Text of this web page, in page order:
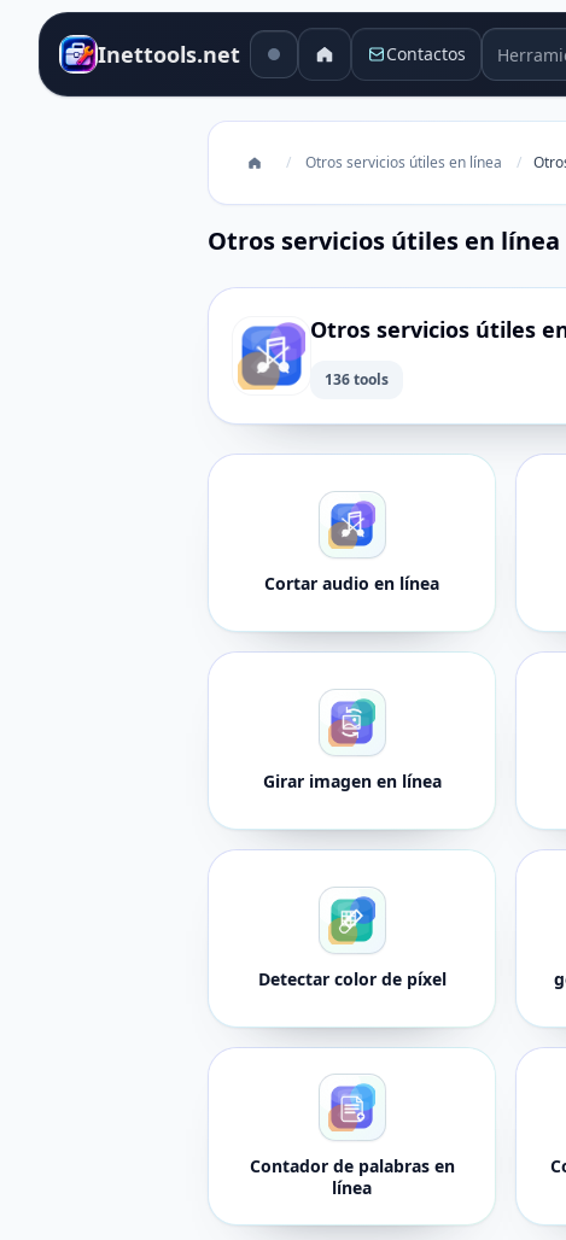
Inettools.net Contactos
/ Otros servicios útiles en línea /
Otros servicios útiles en línea
Otros servicios útiles
136 tools
Cortar audio en línea
Girar imagen en línea
Detectar color de píxel
Contador de palabras en
línea